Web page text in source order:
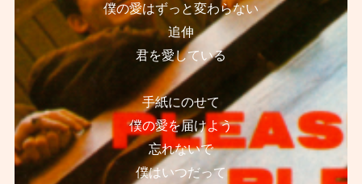
僕の愛はずっと変わらない
追伸
君を愛している
手紙にのせて
僕の愛を届けよう
忘れないで
僕はいつだって